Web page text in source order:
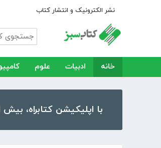
نشر الکترونیک و انتشار کتاب
خانه ادبیات علوم
با اپلیکیشن کتابراه، بیش از ۵۰،۰۰۰ کتاب، کتاب صوتی و رمان را در موبایل و تبلت خود داشته